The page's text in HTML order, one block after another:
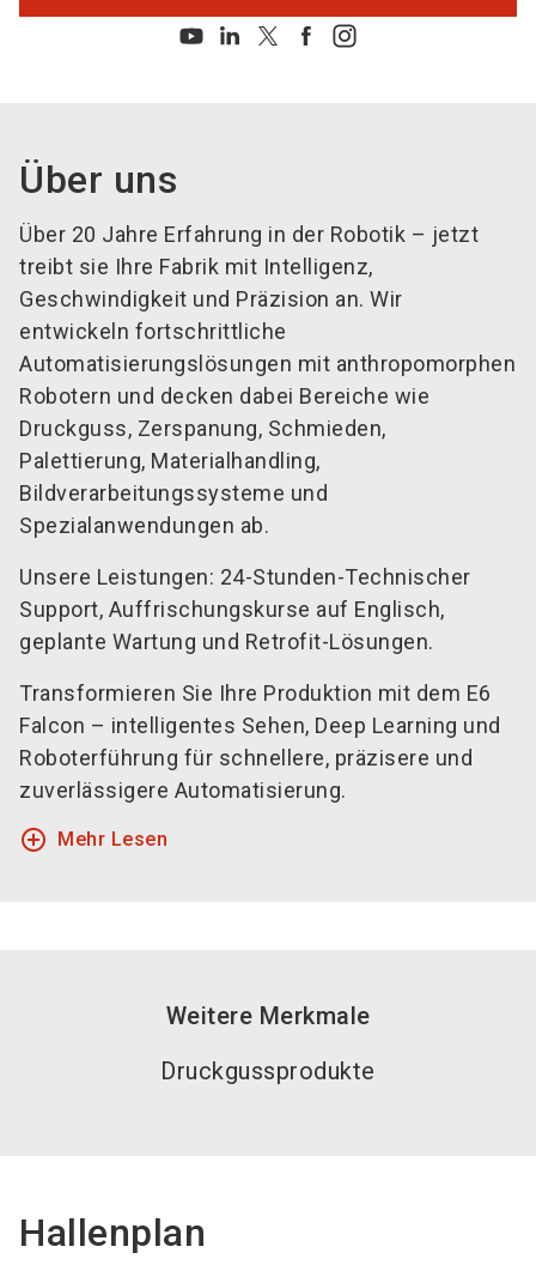
Über uns
Über 20 Jahre Erfahrung in der Robotik – jetzt
treibt sie Ihre Fabrik mit Intelligenz,
Geschwindigkeit und Präzision an. Wir
entwickeln fortschrittliche
Automatisierungslösungen mit anthropomorphen
Robotern und decken dabei Bereiche wie
Druckguss, Zerspanung, Schmieden,
Palettierung, Materialhandling,
Bildverarbeitungssysteme und
Spezialanwendungen ab.
Unsere Leistungen: 24-Stunden-Technischer
Support, Auffrischungskurse auf Englisch,
geplante Wartung und Retrofit-Lösungen.
Transformieren Sie Ihre Produktion mit dem E6
Falcon – intelligentes Sehen, Deep Learning und
Roboterführung für schnellere, präzisere und
zuverlässigere Automatisierung.
add_circle_outline Mehr Lesen
Weitere Merkmale
Druckgussprodukte
Hallenplan